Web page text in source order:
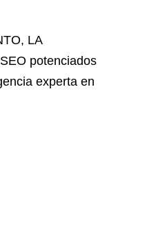
, LA
potenciados
experta en